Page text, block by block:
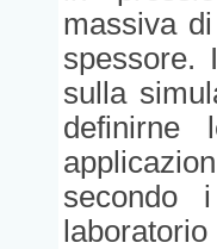
massiva
spessore.
sulla
definirne
secondo